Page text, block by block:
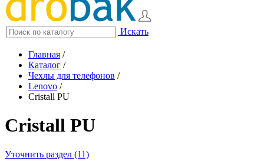
Искать
Главная /
Каталог /
Чехлы для телефонов /
Lenovo /
Cristall PU
Cristall PU
Уточнить раздел (11)